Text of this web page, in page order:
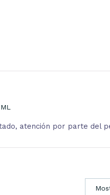
atención por parte del